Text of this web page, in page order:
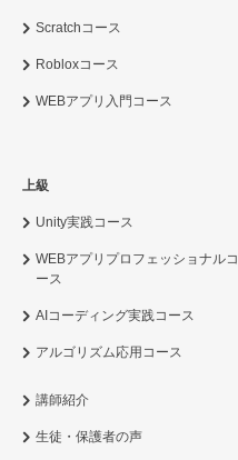
Scratchコース
Robloxコース
WEBアプリ入門コース
上級
Unity実践コース
WEBアプリプロフェッショナルコ
ース
AIコーディング実践コース
アルゴリズム応用コース
講師紹介
生徒・保護者の声